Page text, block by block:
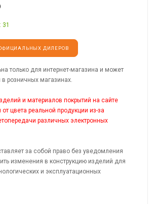
: 31
ДИЛЕРОВ
только для интернет-магазина и может
в розничных магазинах.
и материалов покрытий на сайте
цвета реальной продукции из-за
различных электронных
за собой право без уведомления
изменения в конструкцию изделий для
и эксплуатационных